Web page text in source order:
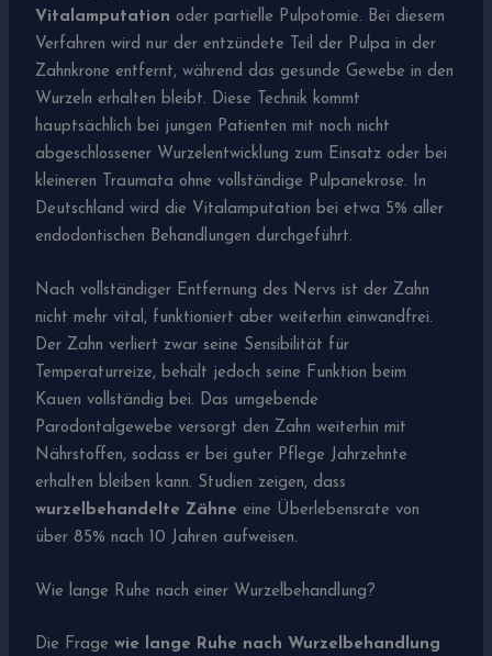
Vitalamputation oder partielle Pulpotomie. Bei diesem
Verfahren wird nur der entzündete Teil der Pulpa in der
Zahnkrone entfernt, während das gesunde Gewebe in den
Wurzeln erhalten bleibt. Diese Technik kommt
hauptsächlich bei jungen Patienten mit noch nicht
abgeschlossener Wurzelentwicklung zum Einsatz oder bei
kleineren Traumata ohne vollständige Pulpanekrose. In
Deutschland wird die Vitalamputation bei etwa 5% aller
endodontischen Behandlungen durchgeführt.
Nach vollständiger Entfernung des Nervs ist der Zahn
nicht mehr vital, funktioniert aber weiterhin einwandfrei.
Der Zahn verliert zwar seine Sensibilität für
Temperaturreize, behält jedoch seine Funktion beim
Kauen vollständig bei. Das umgebende
Parodontalgewebe versorgt den Zahn weiterhin mit
Nährstoffen, sodass er bei guter Pflege Jahrzehnte
erhalten bleiben kann. Studien zeigen, dass
wurzelbehandelte Zähne eine Überlebensrate von
über 85% nach 10 Jahren aufweisen.
Wie lange Ruhe nach einer Wurzelbehandlung?
Die Fragewie lange Ruhe nach Wurzelbehandlung